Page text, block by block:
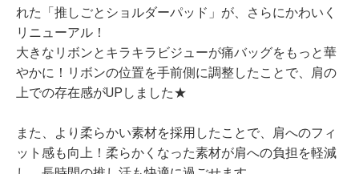
れた「推しごとショルダーパッド」が、さらにかわいく
リニューアル！
大きなリボンとキラキラビジューが痛バッグをもっと華
やかに！リボンの位置を手前側に調整したことで、肩の
上での存在感がUPしました★
また、より柔らかい素材を採用したことで、肩へのフィ
ット感も向上！柔らかくなった素材が肩への負担を軽減